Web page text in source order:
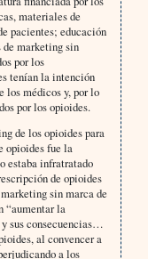
materiales de
pacientes; educación
marketing sin
por los
tenían la intención
los médicos y, por lo
por los opioides.
de los opioides para
opioides fue la
estaba infratratado
de opioides
sin marca de
“aumentar la
sus consecuencias…
al convencer a
a los